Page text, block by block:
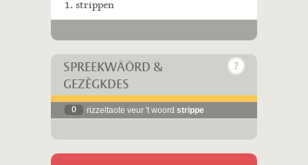
1. strippen
SPREEKWÄÖRD &
GEZÈGKDES
0 rizzeltaote veur 't woord strippe